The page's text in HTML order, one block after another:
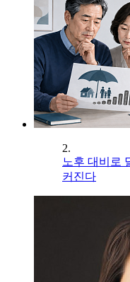
2.
노후 대비로
커진다